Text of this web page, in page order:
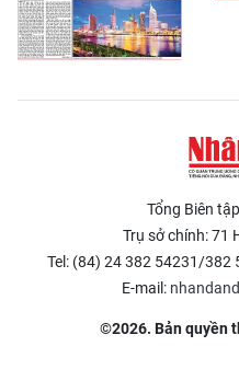
Tổng Biên
Trụ sở chính: 71
Tel: (84) 24 382 54231/382
E-mail:
©2026. Bản quyền